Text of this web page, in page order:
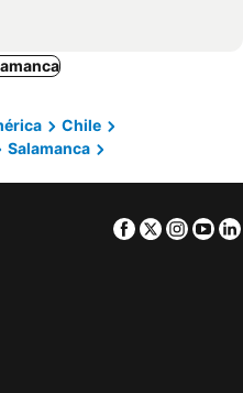
Chile
Salamanca
Facebook
Twitter